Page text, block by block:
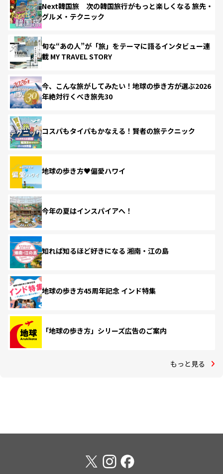
Next韓国旅 次の韓国旅行がもっと楽しくなる 旅先・
グルメ・テクニック
旬な“あの人”が「旅」をテーマに語るインタビュー連
載 MY TRAVEL STORY
今、こんな旅がしてみたい！地球の歩き方が選ぶ2026
年絶対行くべき旅先30
コスパもタイパもかなえる！賢者の旅テクニック
地球の歩き方♥偏愛ハワイ
今年の夏はインスパイアへ！
知れば知るほど好きになる 湘南・江の島
地球の歩き方45周年記念 インド特集
「地球の歩き方」シリーズ広告のご案内
もっと見る